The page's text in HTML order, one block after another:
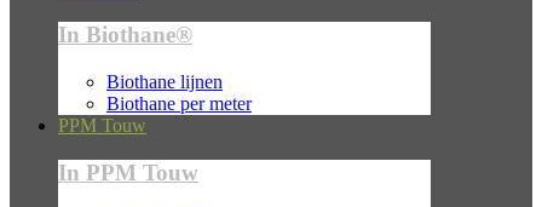
In Biothane®
Biothane lijnen
Biothane per meter
PPM Touw
In PPM Touw